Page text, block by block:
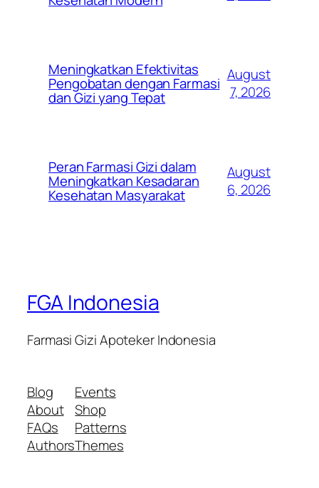
Meningkatkan Efektivitas
Pengobatan dengan Farmasi
dan Gizi yang Tepat
August
7, 2026
Peran Farmasi Gizi dalam
Meningkatkan Kesadaran
Kesehatan Masyarakat
August
6, 2026
FGA Indonesia
Farmasi Gizi Apoteker Indonesia
Blog
About
FAQs
Authors
Events
Shop
Patterns
Themes